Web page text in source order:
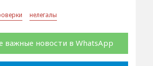
нелегалы
важные новости в WhatsApp